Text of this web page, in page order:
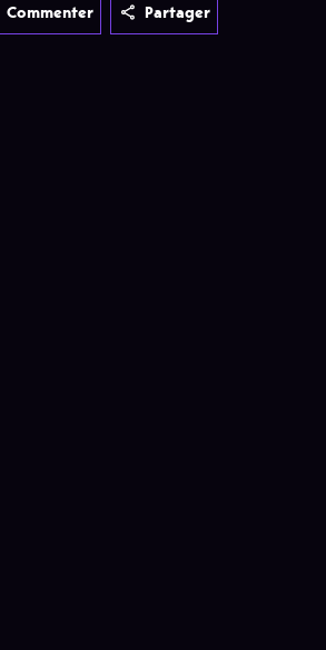
Commenter Partager